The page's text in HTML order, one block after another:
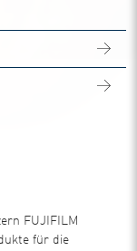
FUJIFILM
für die